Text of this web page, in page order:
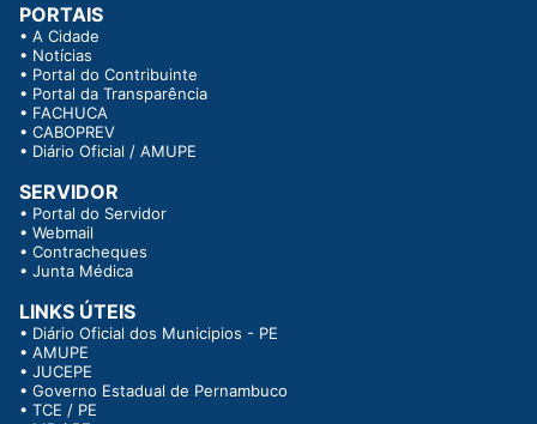
PORTAIS
• A Cidade
• Notícias
• Portal do Contribuinte
• Portal da Transparência
• FACHUCA
• CABOPREV
• Diário Oficial / AMUPE
SERVIDOR
• Portal do Servidor
• Webmail
• Contracheques
• Junta Médica
LINKS ÚTEIS
• Diário Oficial dos Municipios - PE
• AMUPE
• JUCEPE
• Governo Estadual de Pernambuco
• TCE / PE